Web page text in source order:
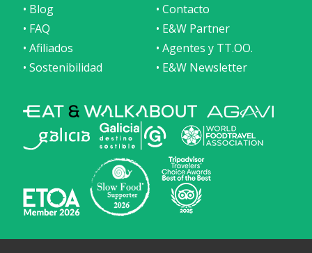
• Blog
• Contacto
• FAQ
• E&W Partner
• Afiliados
• Agentes y TT.OO.
• Sostenibilidad
• E&W Newsletter